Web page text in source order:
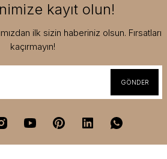
kayıt olun!
ilk sizin haberiniz olsun. Fırsatları
kaçırmayın!
GÖNDER